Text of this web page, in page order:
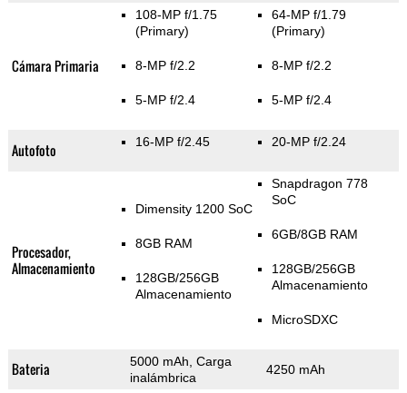
Cámara Primaria
108-MP f/1.75
(Primary)
8-MP f/2.2
5-MP f/2.4
64-MP f/1.79
(Primary)
8-MP f/2.2
5-MP f/2.4
Autofoto 16-MP f/2.45 20-MP f/2.24
Procesador,
Almacenamiento
Dimensity 1200 SoC
8GB RAM
128GB/256GB
Almacenamiento
Snapdragon 778
SoC
6GB/8GB RAM
128GB/256GB
Almacenamiento
MicroSDXC
Bateria
5000 mAh, Carga
inalámbrica
4250 mAh